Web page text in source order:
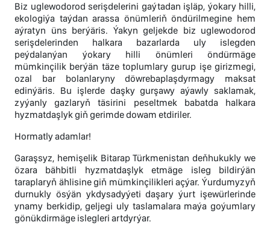
Biz uglewodorod serişdelerini gaýtadan işläp, ýokary hilli,
ekologiýa taýdan arassa önümleriň öndürilmegine hem
aýratyn üns berýäris. Ýakyn geljekde biz uglewodorod
serişdelerinden halkara bazarlarda uly islegden
peýdalanýan ýokary hilli önümleri öndürmäge
mümkinçilik berýän täze toplumlary gurup işe girizmegi,
ozal bar bolanlaryny döwrebaplaşdyrmagy maksat
edinýäris. Bu işlerde daşky gurşawy aýawly saklamak,
zyýanly gazlaryň täsirini peseltmek babatda halkara
hyzmatdaşlyk giň gerimde dowam etdiriler.
Hormatly adamlar!
Garaşsyz, hemişelik Bitarap Türkmenistan deňhukukly we
özara bähbitli hyzmatdaşlyk etmäge isleg bildirýän
taraplaryň ählisine giň mümkinçilikleri açýar. Ýurdumyzyň
durnukly ösýän ykdysadyýeti daşary ýurt işewürlerinde
ynamy berkidip, geljegi uly taslamalara maýa goýumlary
gönükdirmäge islegleri artdyrýar.